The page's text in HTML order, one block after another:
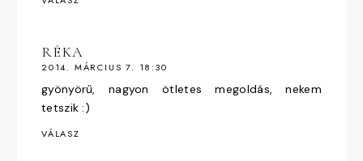
RÉKA
2014. MÁRCIUS 7. 18:30
gyönyörű, nagyon ötletes megoldás, nekem
tetszik :)
VÁLASZ